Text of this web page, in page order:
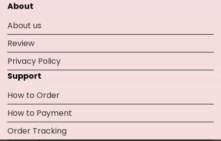
About
About us
Review
Privacy Policy
Support
How to Order
How to Payment
Order Tracking